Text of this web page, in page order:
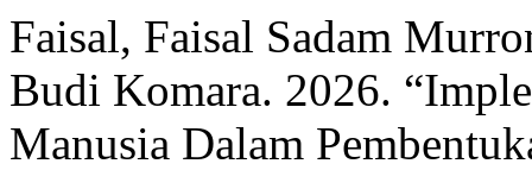
Faisal, Faisal Sadam
Budi Komara. 2026.
Manusia Dalam